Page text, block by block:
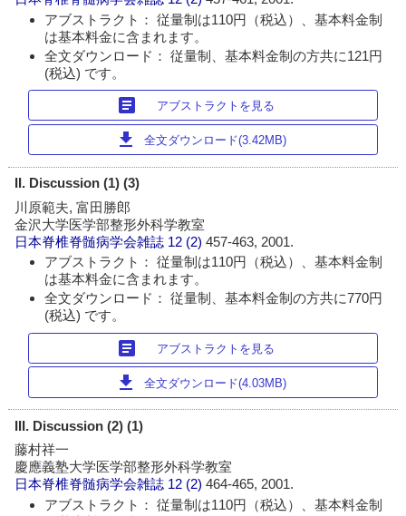
アブストラクト： 従量制は110円（税込）、基本料金制
は基本料金に含まれます。
全文ダウンロード： 従量制、基本料金制の方共に121円
(税込) です。
article アブストラクトを見る
download 全文ダウンロード(3.42MB)
II. Discussion (1) (3)
川原範夫, 富田勝郎
金沢大学医学部整形外科学教室
日本脊椎脊髄病学会雑誌 12 (2)457-463, 2001.
アブストラクト： 従量制は110円（税込）、基本料金制
は基本料金に含まれます。
全文ダウンロード： 従量制、基本料金制の方共に770円
(税込) です。
article アブストラクトを見る
download 全文ダウンロード(4.03MB)
III. Discussion (2) (1)
藤村祥一
慶應義塾大学医学部整形外科学教室
日本脊椎脊髄病学会雑誌 12 (2)464-465, 2001.
アブストラクト： 従量制は110円（税込）、基本料金制